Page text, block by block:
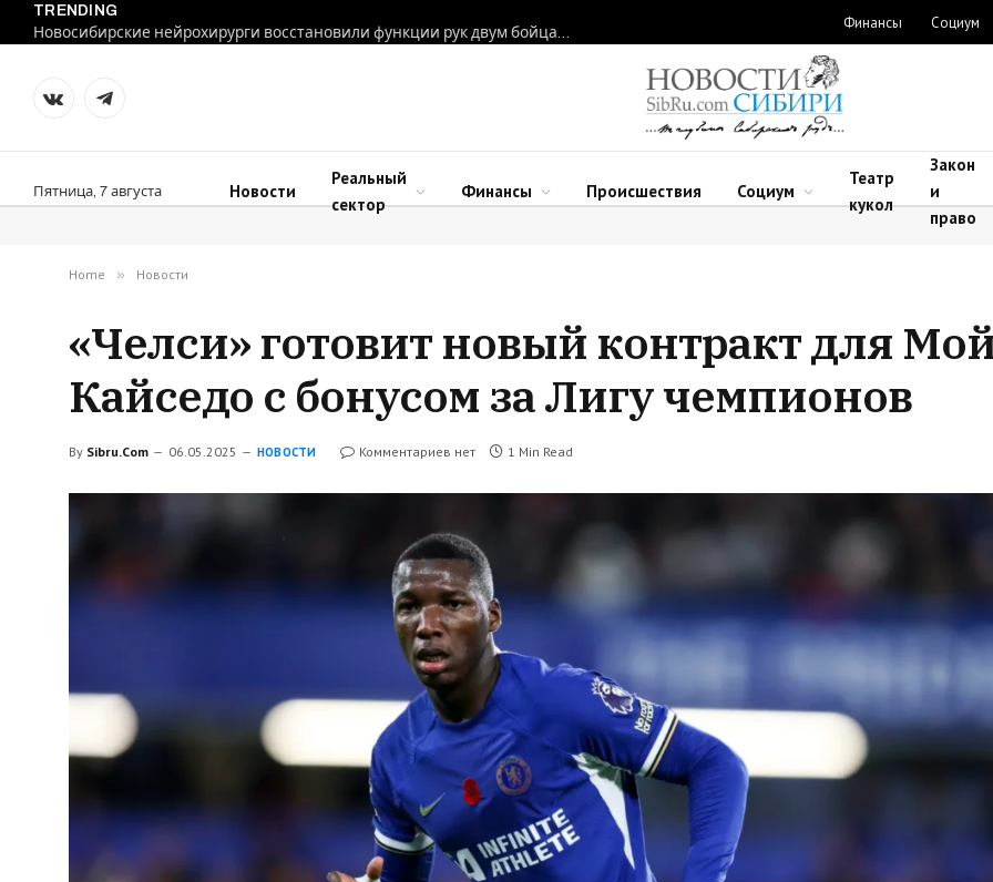
TRENDING
Новосибирские нейрохирурги восстановили функции рук двум бойцам после минно-взрывных травм
Финансы Социум
VKontakteTelegram
Пятница, 7 августа Новости
Реальный
сектор
Финансы Происшествия Социум
Театр
кукол
Закон
и
право
Home » Новости
«Челси» готовит новый контракт для
Кайседо с бонусом за Лигу чемпионов
By Sibru.Com 06.05.2025 НОВОСТИ Комментариев нет 1 Min Read